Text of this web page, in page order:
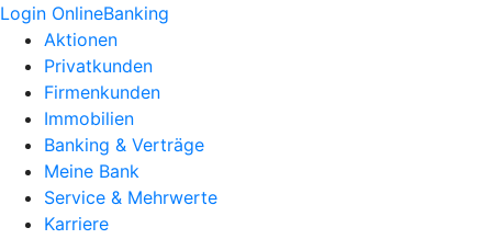
Login OnlineBanking
Aktionen
Privatkunden
Firmenkunden
Immobilien
Banking & Verträge
Meine Bank
Service & Mehrwerte
Karriere